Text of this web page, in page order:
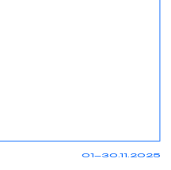
01—30.11.2025